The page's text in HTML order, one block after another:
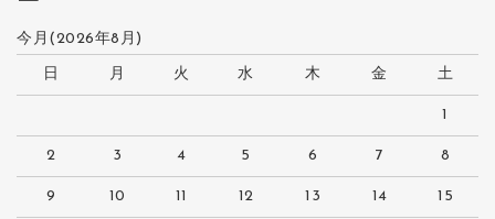
今月(2026年8月)
日 月 火 水 木 金 土
1
2 3 4 5 6 7 8
9 10 11 12 13 14 15